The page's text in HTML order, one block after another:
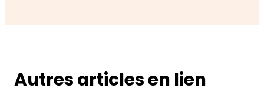
Autres articles en lien